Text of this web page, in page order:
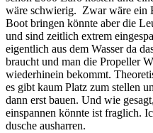
wäre schwierig. Zwar wäre ein
Boot bringen könnte aber die
und sind zeitlich extrem
eigentlich aus dem Wasser da
braucht und man die Propeller
wiederhinein bekommt.
es gibt kaum Platz zum stellen
dann erst bauen. Und wie
einspannen könnte ist fraglich.
dusche ausharren.